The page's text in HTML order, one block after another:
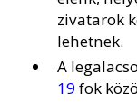
zivatarok
lehetnek.
A
19fok